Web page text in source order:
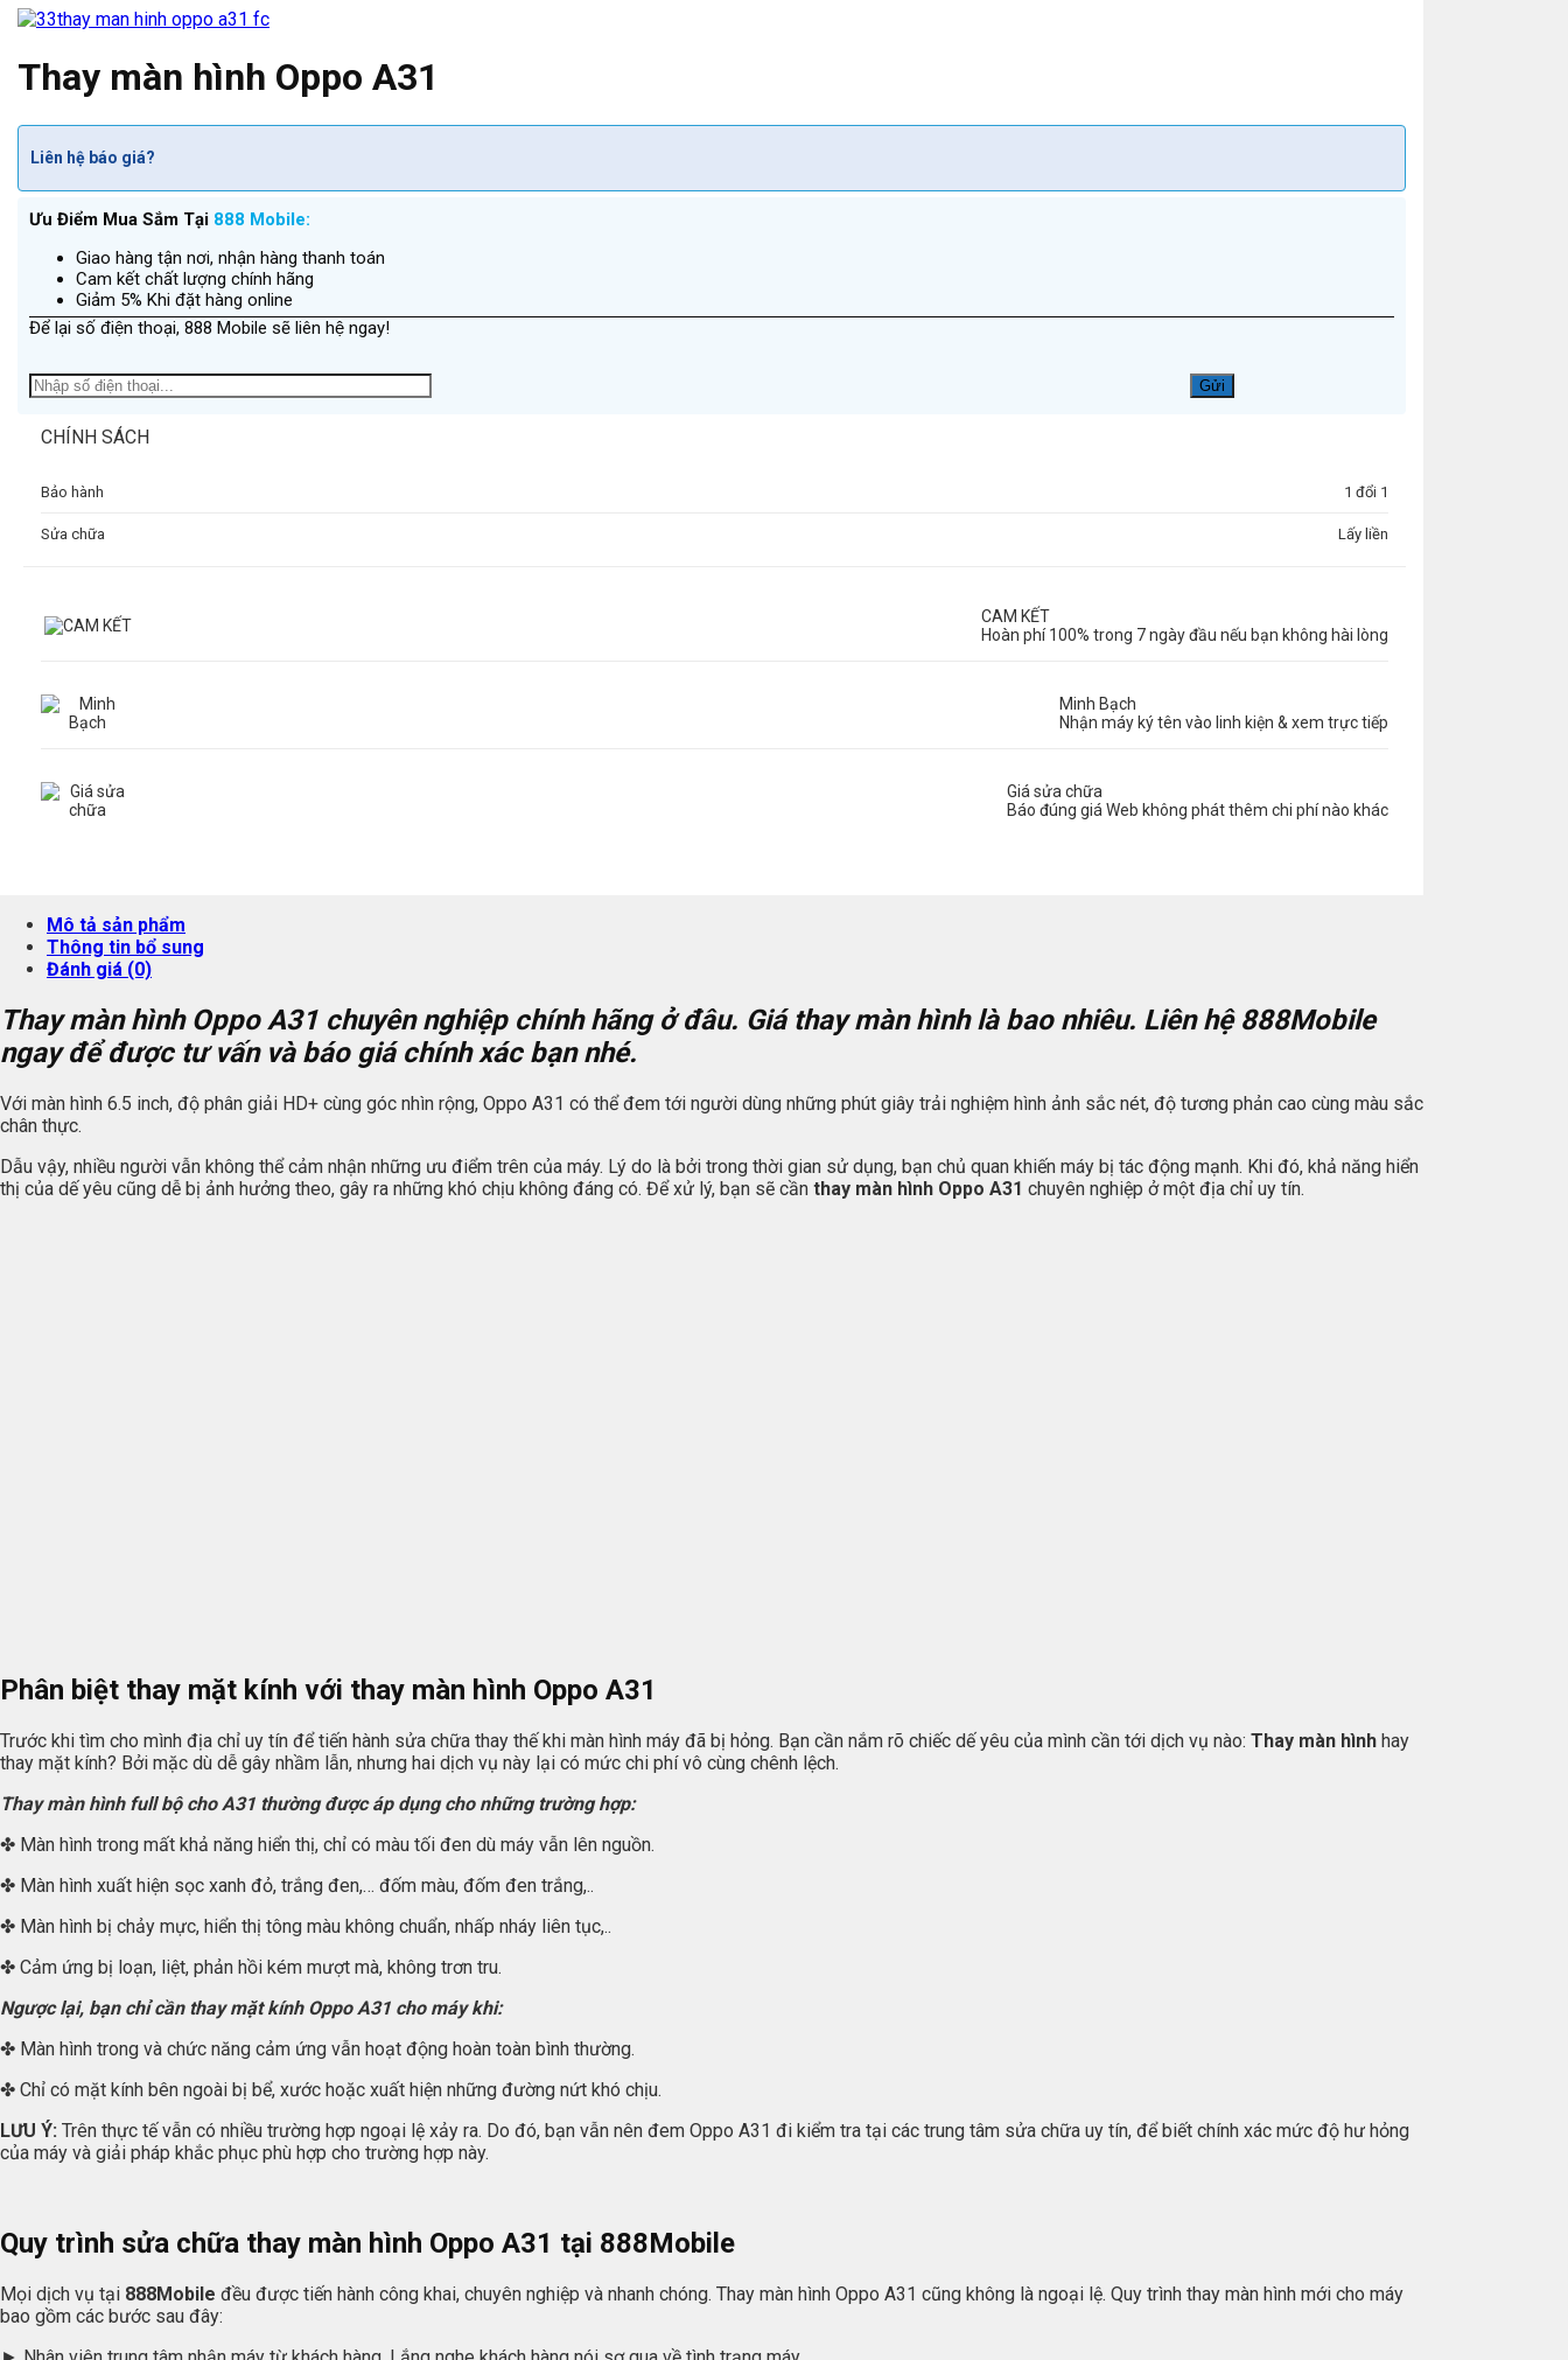
Thay màn hình Oppo A31
Liên hệ báo giá?
Ưu Điểm Mua Sắm Tại 888 Mobile:
Giao hàng tận nơi, nhận hàng thanh toán
Cam kết chất lượng chính hãng
Giảm 5% Khi đặt hàng online
Để lại số điện thoại, 888 Mobile sẽ liên hệ ngay!
CHÍNH SÁCH
Bảo hành 1 đổi 1
Sửa chữa Lấy liền
CAM KẾT
Hoàn phí 100% trong 7 ngày đầu nếu bạn không hài lòng
Minh Bạch
Nhận máy ký tên vào linh kiện & xem trực tiếp
Giá sửa chữa
Báo đúng giá Web không phát thêm chi phí nào khác
Mô tả sản phẩm
Thông tin bổ sung
Đánh giá (0)
Thay màn hình Oppo A31 chuyên nghiệp chính hãng ở đâu. Giá thay màn hình là bao nhiêu. Liên hệ 888Mobile
ngay để được tư vấn và báo giá chính xác bạn nhé.
Với màn hình 6.5 inch, độ phân giải HD+ cùng góc nhìn rộng, Oppo A31 có thể đem tới người dùng những phút giây trải nghiệm hình ảnh sắc nét, độ tương phản cao cùng màu sắc
chân thực.
Dẫu vậy, nhiều người vẫn không thể cảm nhận những ưu điểm trên của máy. Lý do là bởi trong thời gian sử dụng, bạn chủ quan khiến máy bị tác động mạnh. Khi đó, khả năng hiển
thị của dế yêu cũng dễ bị ảnh hưởng theo, gây ra những khó chịu không đáng có. Để xử lý, bạn sẽ cần thay màn hình Oppo A31 chuyên nghiệp ở một địa chỉ uy tín.
Phân biệt thay mặt kính với thay màn hình Oppo A31
Trước khi tìm cho mình địa chỉ uy tín để tiến hành sửa chữa thay thế khi màn hình máy đã bị hỏng. Bạn cần nắm rõ chiếc dế yêu của mình cần tới dịch vụ nào: Thay màn hình hay
thay mặt kính? Bởi mặc dù dễ gây nhầm lẫn, nhưng hai dịch vụ này lại có mức chi phí vô cùng chênh lệch.
Thay màn hình full bộ cho A31 thường được áp dụng cho những trường hợp:
✤ Màn hình trong mất khả năng hiển thị, chỉ có màu tối đen dù máy vẫn lên nguồn.
✤ Màn hình xuất hiện sọc xanh đỏ, trắng đen,… đốm màu, đốm đen trắng,..
✤ Màn hình bị chảy mực, hiển thị tông màu không chuẩn, nhấp nháy liên tục,..
✤ Cảm ứng bị loạn, liệt, phản hồi kém mượt mà, không trơn tru.
Ngược lại, bạn chỉ cần thay mặt kính Oppo A31 cho máy khi:
✤ Màn hình trong và chức năng cảm ứng vẫn hoạt động hoàn toàn bình thường.
✤ Chỉ có mặt kính bên ngoài bị bể, xước hoặc xuất hiện những đường nứt khó chịu.
LƯU Ý: Trên thực tế vẫn có nhiều trường hợp ngoại lệ xảy ra. Do đó, bạn vẫn nên đem Oppo A31 đi kiểm tra tại các trung tâm sửa chữa uy tín, để biết chính xác mức độ hư hỏng
của máy và giải pháp khắc phục phù hợp cho trường hợp này.
Quy trình sửa chữa thay màn hình Oppo A31 tại 888Mobile
Mọi dịch vụ tại 888Mobile đều được tiến hành công khai, chuyên nghiệp và nhanh chóng. Thay màn hình Oppo A31 cũng không là ngoại lệ. Quy trình thay màn hình mới cho máy
bao gồm các bước sau đây: